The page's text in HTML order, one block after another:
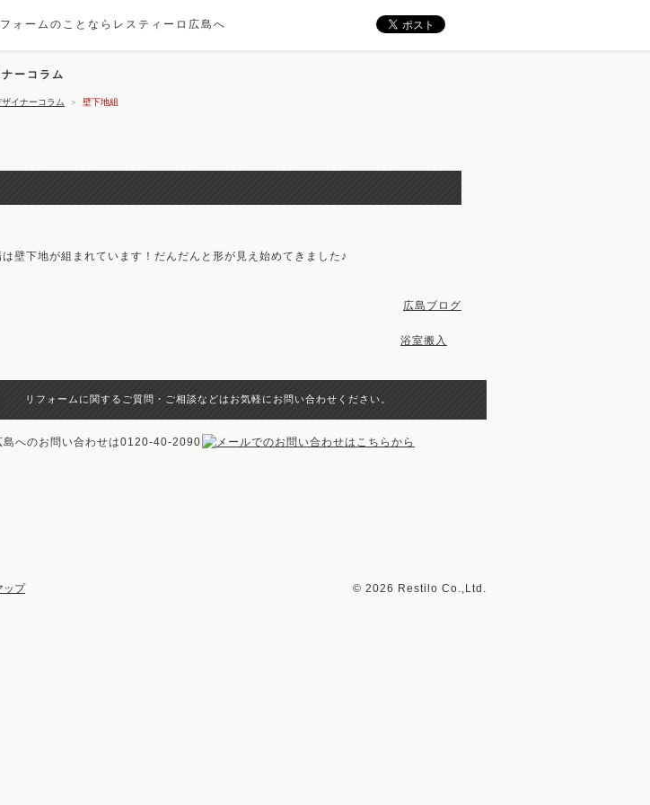
ォームのことならレスティーロ広島へ
イナーコラム ＞ 壁下地組
壁下地が組まれています！だんだんと形が見え始めてきました♪
広島ブログ
浴室搬入
リフォームに関するご質問・ご相談などはお気軽にお問い合わせください。
ップ © 2026 Restilo Co.,Ltd.